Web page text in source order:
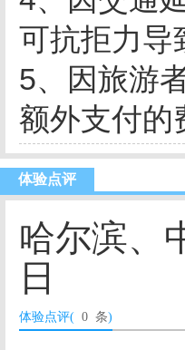
可抗拒力导
5、因旅游
额外支付的
体验点评
哈尔滨、
日
体验点评( 0 条)